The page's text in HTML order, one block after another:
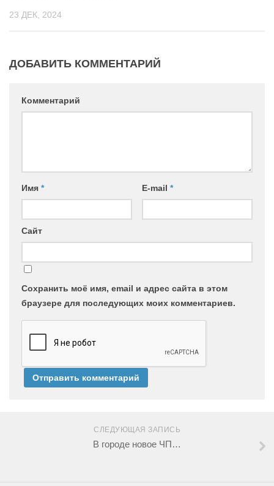
23 ДЕК, 2024
ДОБАВИТЬ КОММЕНТАРИЙ
Комментарий
Имя * E-mail *
Сайт
Сохранить моё имя, email и адрес сайта в этом
браузере для последующих моих комментариев.
СЛЕДУЮЩАЯ ЗАПИСЬ
В городе новое ЧП…